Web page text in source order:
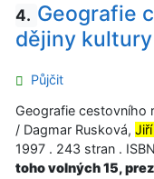
4. Geografie
dějiny
Půjčit
Geografie cestovního
/ Dagmar Rusková,
1997 . 243 stran .
toho volných 15,